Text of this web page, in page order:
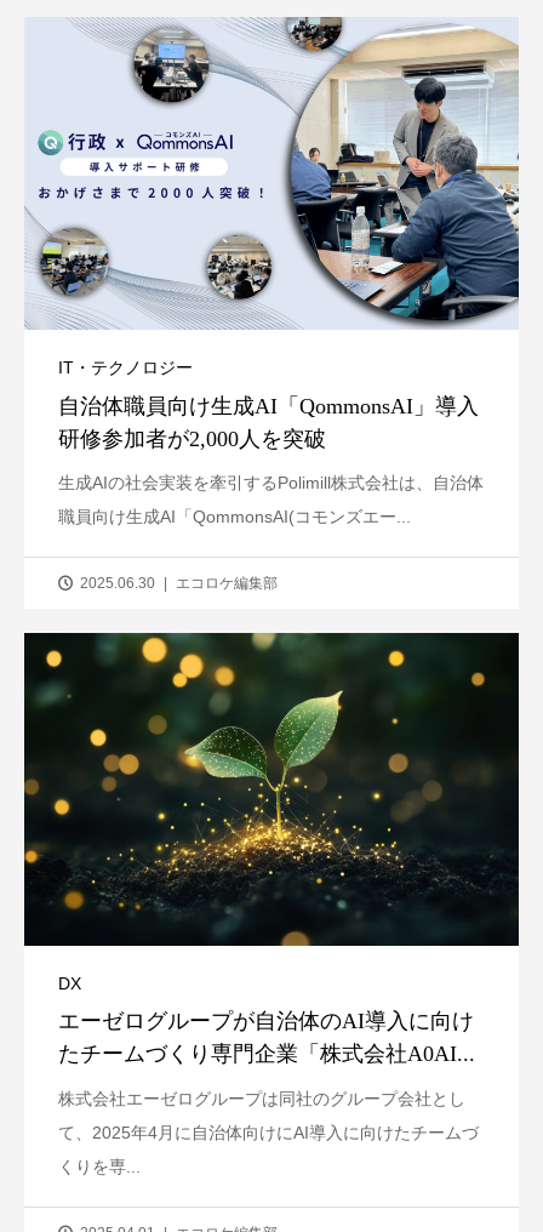
IT・テクノロジー
自治体職員向け生成AI「QommonsAI」導入
研修参加者が2,000人を突破
生成AIの社会実装を牽引するPolimill株式会社は、自治体
職員向け生成AI「QommonsAI(コモンズエー...
2025.06.30 エコロケ編集部
DX
エーゼログループが自治体のAI導入に向け
たチームづくり専門企業「株式会社A0AI...
株式会社エーゼログループは同社のグループ会社とし
て、2025年4月に自治体向けにAI導入に向けたチームづ
くりを専...